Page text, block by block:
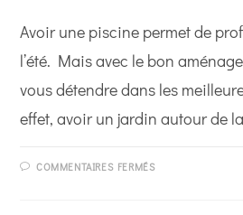
Avoir une piscine permet de
l’été. Mais avec le bon
vous détendre dans les
effet, avoir un jardin autour de
COMMENTAIRES FERMÉSSUR